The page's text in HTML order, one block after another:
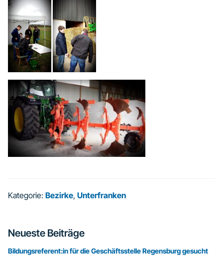
Kategorie: Bezirke, Unterfranken
Seitenspalte
Neueste Beiträge
Bildungsreferent:in für die Geschäftsstelle Regensburg gesucht